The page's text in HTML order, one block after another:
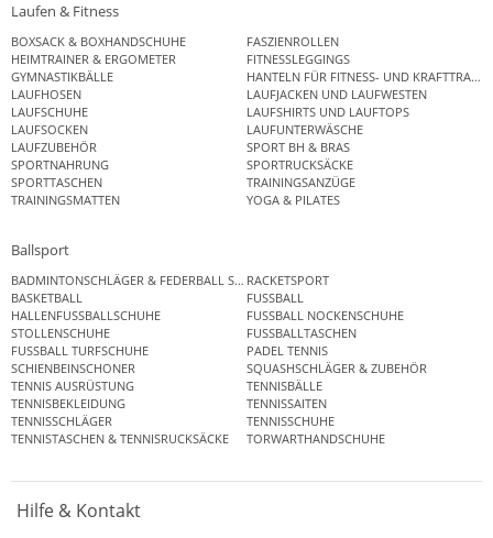
Laufen & Fitness
BOXSACK & BOXHANDSCHUHE
FASZIENROLLEN
HEIMTRAINER & ERGOMETER
FITNESSLEGGINGS
GYMNASTIKBÄLLE
HANTELN FÜR FITNESS- UND
LAUFHOSEN
LAUFJACKEN UND LAUFWESTEN
LAUFSCHUHE
LAUFSHIRTS UND LAUFTOPS
LAUFSOCKEN
LAUFUNTERWÄSCHE
LAUFZUBEHÖR
SPORT BH & BRAS
SPORTNAHRUNG
SPORTRUCKSÄCKE
SPORTTASCHEN
TRAININGSANZÜGE
TRAININGSMATTEN
YOGA & PILATES
Ballsport
BADMINTONSCHLÄGER & FEDERBALL SETSRACKETSPORT
BASKETBALL
FUSSBALL
HALLENFUSSBALLSCHUHE
FUSSBALL NOCKENSCHUHE
STOLLENSCHUHE
FUSSBALLTASCHEN
FUSSBALL TURFSCHUHE
PADEL TENNIS
SCHIENBEINSCHONER
SQUASHSCHLÄGER & ZUBEHÖR
TENNIS AUSRÜSTUNG
TENNISBÄLLE
TENNISBEKLEIDUNG
TENNISSAITEN
TENNISSCHLÄGER
TENNISSCHUHE
TENNISTASCHEN & TENNISRUCKSÄCKE
TORWARTHANDSCHUHE
Hilfe & Kontakt